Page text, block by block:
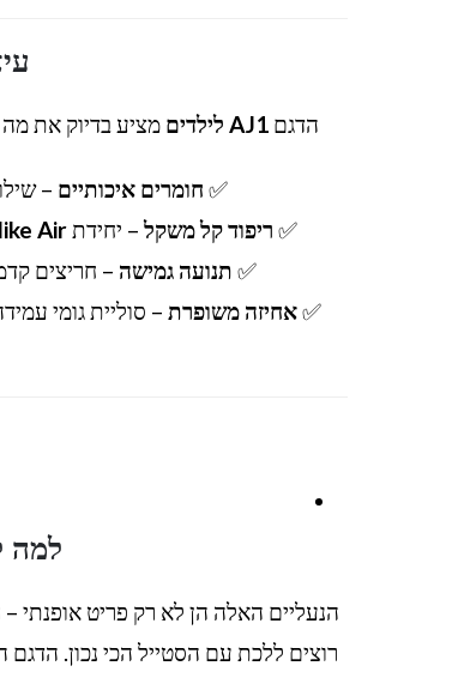
הדגםAJ1 לילדים מציע בדיוק את
✅ חומרים איכותיים –
✅ ריפוד קל משקל– יחידתAir
✅ תנועה גמישה – חריצים
✅אחיזה משופרת – סוליית גומי
למה
הנעליים האלה הן לא רק פריט אופנתי –
רוצים ללכת עם הסטייל הכי נכון.